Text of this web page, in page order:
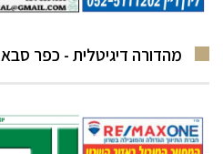
מהדורה דיגיטלית - כפר סבא